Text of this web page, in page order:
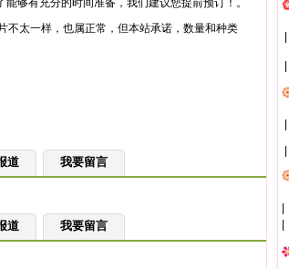
够有充分的时间准备，我们建议您提前预订！。
不太一样，也属正常，但本站承诺，数量和种类
道 我要留言
道 我要留言